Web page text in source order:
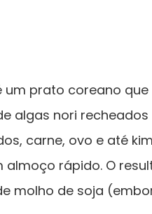
um prato coreano
algas nori
carne, ovo e até
almoço rápido. O
molho de soja